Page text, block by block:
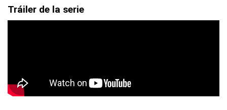
Tráiler de la serie